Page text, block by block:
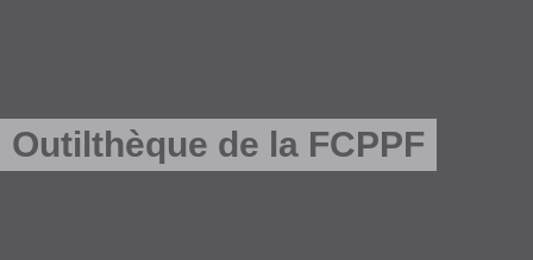
Outilthèque de la FCPPF